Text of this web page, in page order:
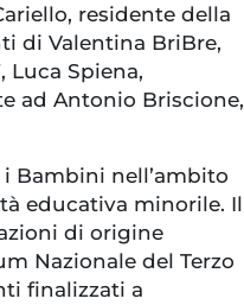
residente della
di Valentina BriBre,
Luca Spiena,
ad Antonio Briscione,
Bambini nell’ambito
educativa minorile. Il
di origine
Nazionale del Terzo
finalizzati a